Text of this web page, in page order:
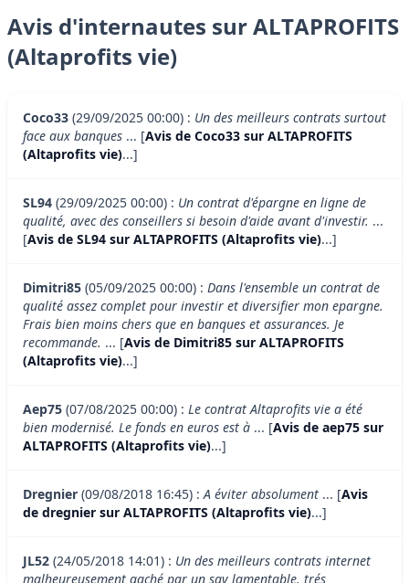
Avis d'internautes sur ALTAPROFITS
(Altaprofits vie)
Coco33 (29/09/2025 00:00) : Un des meilleurs contrats surtout
face aux banques ... [Avis de Coco33 sur ALTAPROFITS
(Altaprofits vie)...]
SL94 (29/09/2025 00:00) : Un contrat d'épargne en ligne de
qualité, avec des conseillers si besoin d'aide avant d'investir. ...
[Avis de SL94 sur ALTAPROFITS (Altaprofits vie)...]
Dimitri85 (05/09/2025 00:00) : Dans l'ensemble un contrat de
qualité assez complet pour investir et diversifier mon epargne.
Frais bien moins chers que en banques et assurances. Je
recommande. ... [Avis de Dimitri85 sur ALTAPROFITS
(Altaprofits vie)...]
Aep75 (07/08/2025 00:00) : Le contrat Altaprofits vie a été
bien modernisé. Le fonds en euros est à ... [Avis de aep75 sur
ALTAPROFITS (Altaprofits vie)...]
Dregnier (09/08/2018 16:45) :A éviter absolument ... [Avis
de dregnier sur ALTAPROFITS (Altaprofits vie)...]
JL52 (24/05/2018 14:01) : Un des meilleurs contrats internet
malheureusement gaché par un sav lamentable. trés